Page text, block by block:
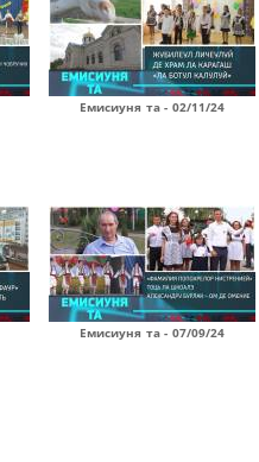
Емисиуня та - 02/11/24
Емисиуня та - 07/09/24